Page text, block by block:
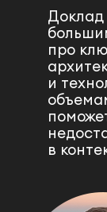
Доклад
про
и
в